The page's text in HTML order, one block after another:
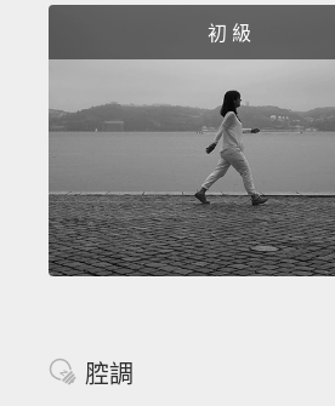
初 級
腔調